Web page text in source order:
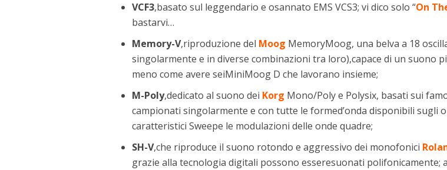
VCF3,basato sul leggendario e osannato EMS VCS3; vi dico solo “On
bastarvi…
Memory-V,riproduzione del Moog MemoryMoog, una belva a 18
singolarmente e in diverse combinazioni tra loro),capace di un suono
meno come avere seiMiniMoog D che lavorano insieme;
M-Poly,dedicato al suono dei Korg Mono/Poly e Polysix, basati sui
campionati singolarmente e con tutte le formed’onda disponibili sugli
caratteristici Sweepe le modulazioni delle onde quadre;
SH-V,che riproduce il suono rotondo e aggressivo dei monofonici
grazie alla tecnologia digitali possono esseresuonati polifonicamente;